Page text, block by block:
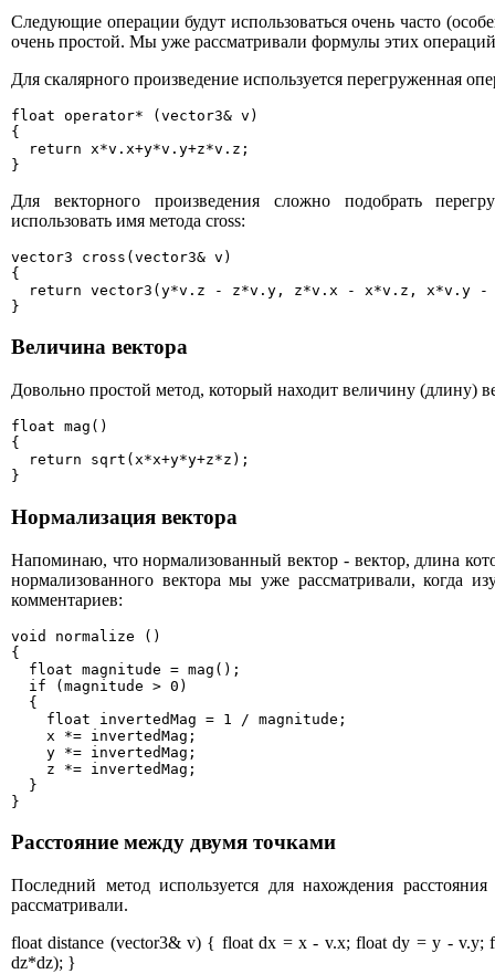
Следующие операции будут использоваться очень часто
очень простой. Мы уже рассматривали формулы этих
Для скалярного произведение используется перегруженная
float operator* (vector3& v)
{
  return x*v.x+y*v.y+z*v.z;
}
Для векторного произведения сложно подобрать
использовать имя метода cross:
vector3 cross(vector3& v)
{
return vector3(y*v.z - z*v.y, z*v.x - x*v.z, x*v.y -
}
Величина вектора
Довольно простой метод, который находит величину (длину)
float mag()
{
  return sqrt(x*x+y*y+z*z);
}
Нормализация вектора
Напоминаю, что нормализованный вектор - вектор, длина
нормализованного вектора мы уже рассматривали, когда
комментариев:
void normalize ()
{
  float magnitude = mag();
  if (magnitude > 0)
  {
    float invertedMag = 1 / magnitude;
    x *= invertedMag;
    y *= invertedMag;
    z *= invertedMag;
  }
}
Расстояние между двумя точками
Последний метод используется для нахождения
рассматривали.
float distance (vector3& v) { float dx = x - v.x; float dy = y - v.y;
dz*dz); }